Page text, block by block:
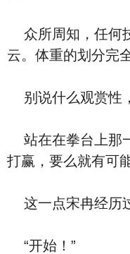
众所周知，任何
云。体重的划分完
别说什么观赏性
站在在拳台上那
打赢，要么就有可
这一点宋冉经历
“开始！”